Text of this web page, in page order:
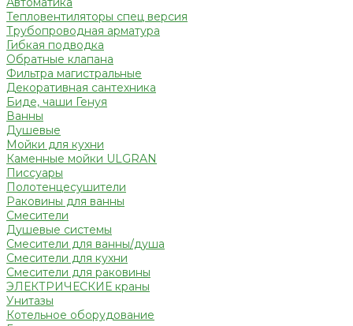
Тепловентиляторы спец версия
Трубопроводная арматура
Гибкая подводка
Обратные клапана
Фильтра магистральные
Декоративная сантехника
Биде, чаши Генуя
Ванны
Душевые
Мойки для кухни
Каменные мойки ULGRAN
Писсуары
Полотенцесушители
Раковины для ванны
Смесители
Душевые системы
Смесители для ванны/душа
Смесители для кухни
Смесители для раковины
ЭЛЕКТРИЧЕСКИЕ краны
Унитазы
Котельное оборудование